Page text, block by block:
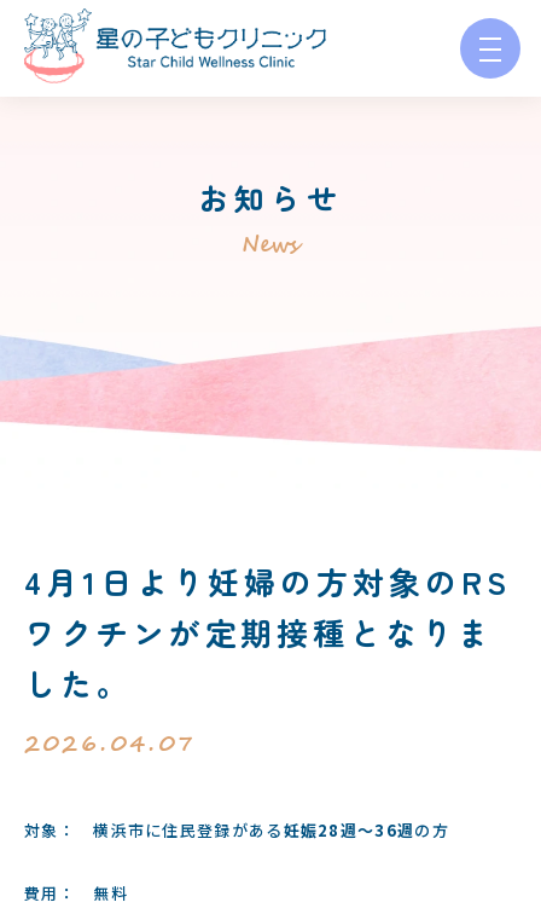
お知らせ
News
4月1日より妊婦の方対象のRS
ワクチンが定期接種となりま
した。
2026.04.07
対象： 横浜市に住民登録がある妊娠28週〜36週の方
費用： 無料